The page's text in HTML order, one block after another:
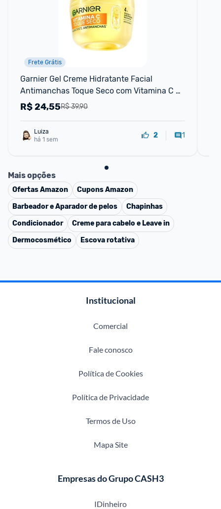
Frete Grátis
Garnier Gel Creme Hidratante Facial
Antimanchas Toque Seco com Vitamina C
Niacinamida e Ácido Hialurônico Controla
R$ 39,90
R$24,55
Luiza
há 1 sem
2 1
Mais opções
OfertasAmazon CuponsAmazon
Barbeador e Aparador de pelos
Chapinhas
Condicionador
Creme para cabelo e Leave in
Dermocosmético
Escova rotativa
Institucional
Comercial
Fale conosco
Política de Cookies
Política de Privacidade
Termos de Uso
Mapa Site
Empresas do Grupo CASH3
IDinheiro